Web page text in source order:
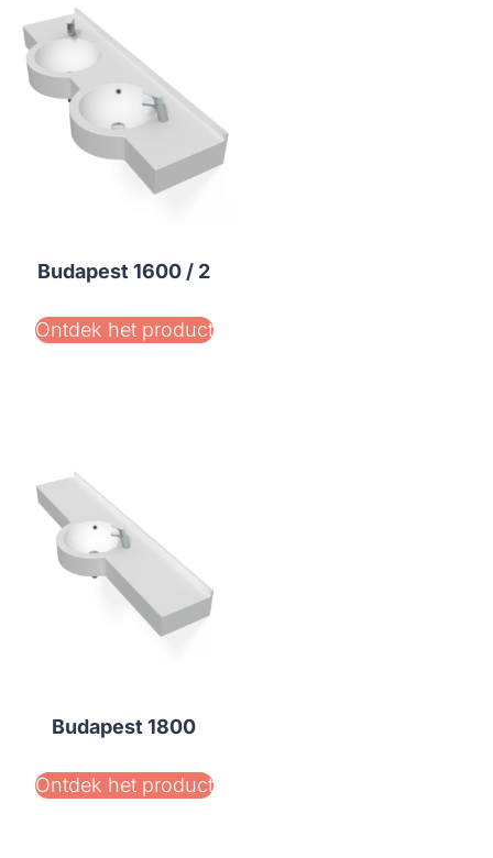
Budapest 1600 / 2
Ontdek het product
Budapest 1800
Ontdek het product